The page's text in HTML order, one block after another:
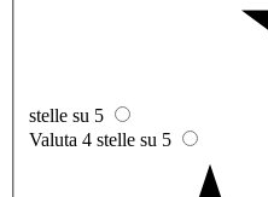
stelle su 5
Valuta 4 stelle su 5